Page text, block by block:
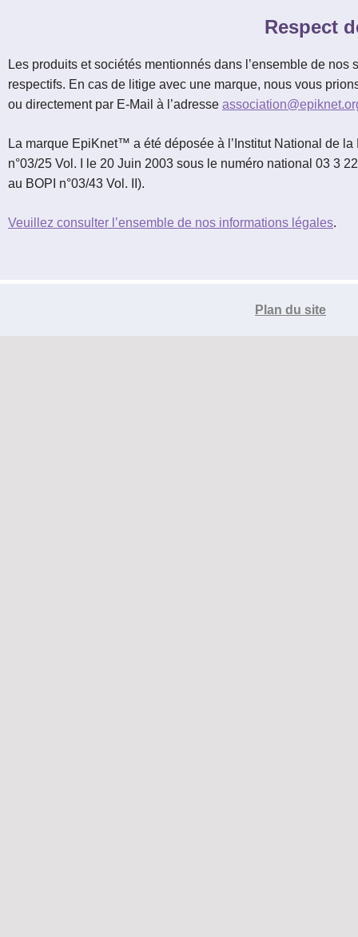
Le réseau de t'chat
Accueil Blogs IRC
Tutos
Organisation
Respect
Les produits et sociétés mentionnés dans l’ensemble de
respectifs. En cas de litige avec une marque, nous vous
ou directement par E-Mail à l’adresse
La marque EpiKnet™ a été déposée à l’Institut National de
n°03/25 Vol. I le 20 Juin 2003 sous le numéro national 03 3
au BOPI n°03/43 Vol. II).
Veuillez consulter l’ensemble de nos informations légales.
Plan du site